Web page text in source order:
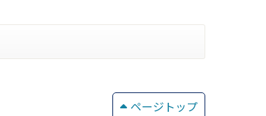
ページトップ